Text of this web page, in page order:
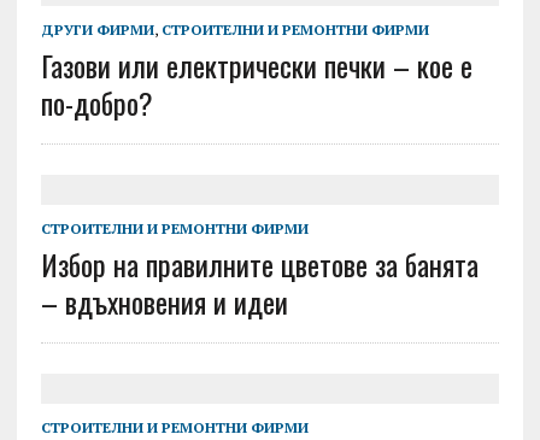
ДРУГИ ФИРМИ, СТРОИТЕЛНИ И РЕМОНТНИ ФИРМИ
Газови или електрически печки – кое е
по-добро?
СТРОИТЕЛНИ И РЕМОНТНИ ФИРМИ
Избор на правилните цветове за банята
– вдъхновения и идеи
СТРОИТЕЛНИ И РЕМОНТНИ ФИРМИ